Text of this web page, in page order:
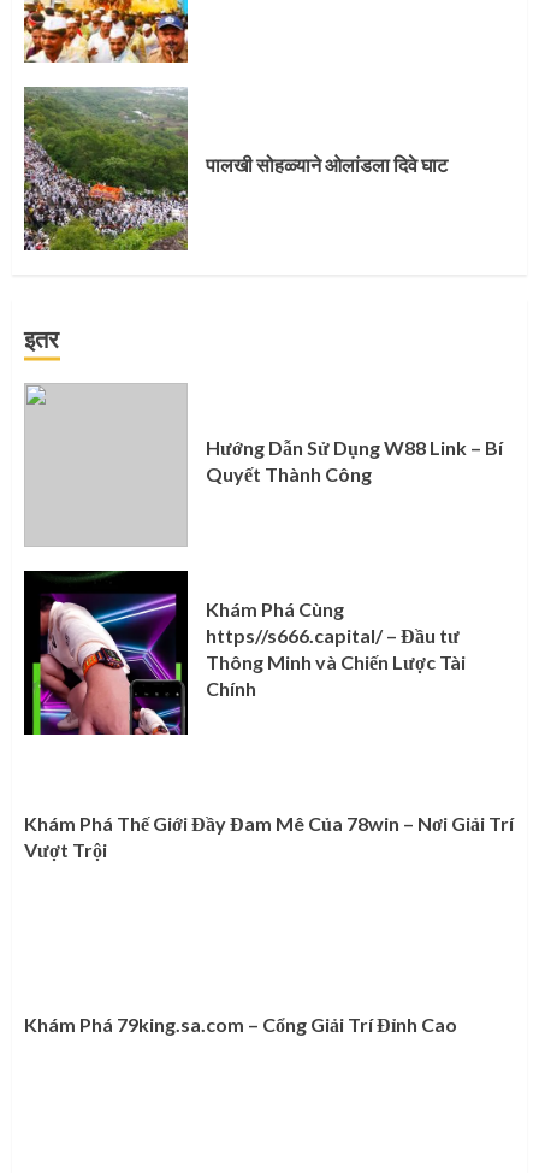
पालखी सोहळ्याने ओलांडला दिवे घाट
इतर
Hướng Dẫn Sử Dụng W88 Link – Bí
Quyết Thành Công
Khám Phá Cùng
https//s666.capital/ – Đầu tư
Thông Minh và Chiến Lược Tài
Chính
Khám Phá Thế Giới Đầy Đam Mê Của 78win – Nơi Giải Trí
Vượt Trội
Khám Phá 79king.sa.com – Cổng Giải Trí Đỉnh Cao